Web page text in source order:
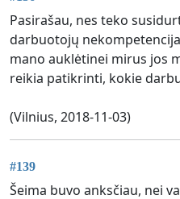
Pasirašau, nes teko
darbuotojų
mano auklėtinei mirus jos
reikia patikrinti, kokie
(Vilnius, 2018-11-03)
#139
Šeima buvo anksčiau, nei